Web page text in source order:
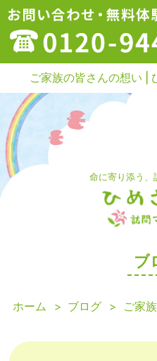
ご家族の皆さんの想い |
命に寄り添う、
ブ
ホーム ブログ ご家